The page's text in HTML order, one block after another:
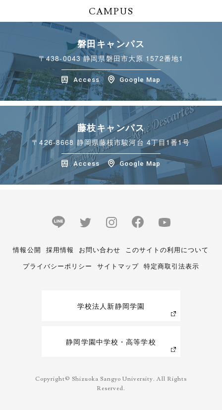
CAMPUS
磐田キャンパス
〒438-0043静岡県磐田市大原 1572番地1
Access Google Map
藤枝キャンパス
〒426-8668 静岡県藤枝市駿河台 4丁目1番1号
Access Google Map
情報公開 採用情報 お問い合わせ
このサイトの利用について
プライバシーポリシー
サイトマップ 特定商取引法表示
学校法人新静岡学園
静岡学園中学校・高等学校
Copyright© Shizuoka Sangyo University. All Rights
Reserved.